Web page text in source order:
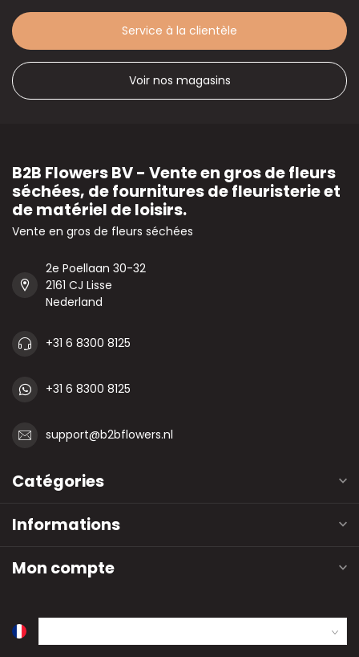
Service à la clientèle
Voir nos magasins
B2B Flowers BV - Vente en gros de fleurs
séchées, de fournitures de fleuristerie et
de matériel de loisirs.
Vente en gros de fleurs séchées
2e Poellaan 30-32
2161 CJ Lisse
Nederland
+31 6 8300 8125
+31 6 8300 8125
support@b2bflowers.nl
Catégories
Informations
Mon compte